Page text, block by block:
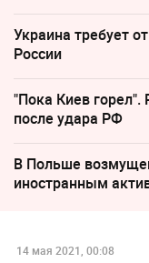
Украина требует
России
"Пока Киев горел".
после удара РФ
В Польше
иностранным
14 мая 2021, 00:08